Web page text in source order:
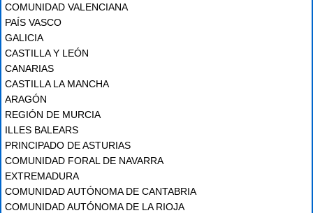
COMUNIDAD VALENCIANA
PAÍS VASCO
GALICIA
CASTILLA Y LEÓN
CANARIAS
CASTILLA LA MANCHA
ARAGÓN
REGIÓN DE MURCIA
ILLES BALEARS
PRINCIPADO DE ASTURIAS
COMUNIDAD FORAL DE NAVARRA
EXTREMADURA
COMUNIDAD AUTÓNOMA DE CANTABRIA
COMUNIDAD AUTÓNOMA DE LA RIOJA